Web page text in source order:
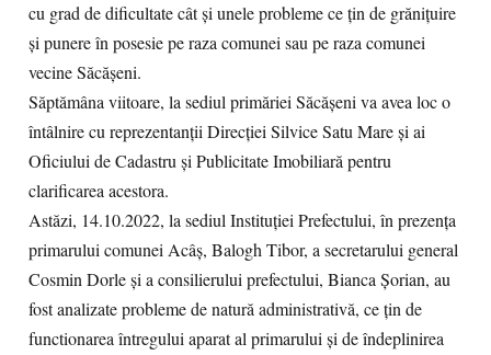
cu grad de dificultate cât și unele probleme ce țin de grănițuire
și punere în posesie pe raza comunei sau pe raza comunei
vecine Săcășeni.
Săptămâna viitoare, la sediul primăriei Săcășeni va avea loc o
întâlnire cu reprezentanții Direcției Silvice Satu Mare și ai
Oficiului de Cadastru și Publicitate Imobiliară pentru
clarificarea acestora.
Astăzi, 14.10.2022, la sediul Instituției Prefectului, în prezența
primarului comunei Acâș, Balogh Tibor, a secretarului general
Cosmin Dorle și a consilierului prefectului, Bianca Șorian, au
fost analizate probleme de natură administrativă, ce țin de
functionarea întregului aparat al primarului și de îndeplinirea